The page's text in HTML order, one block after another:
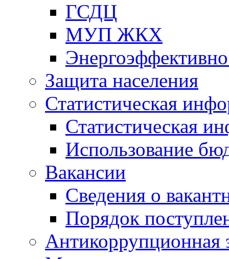
ГСДЦ
МУП ЖКХ
Защита населения
Статистическая
Статистическая
Использование
Вакансии
Сведения о
Порядок
Антикоррупционная